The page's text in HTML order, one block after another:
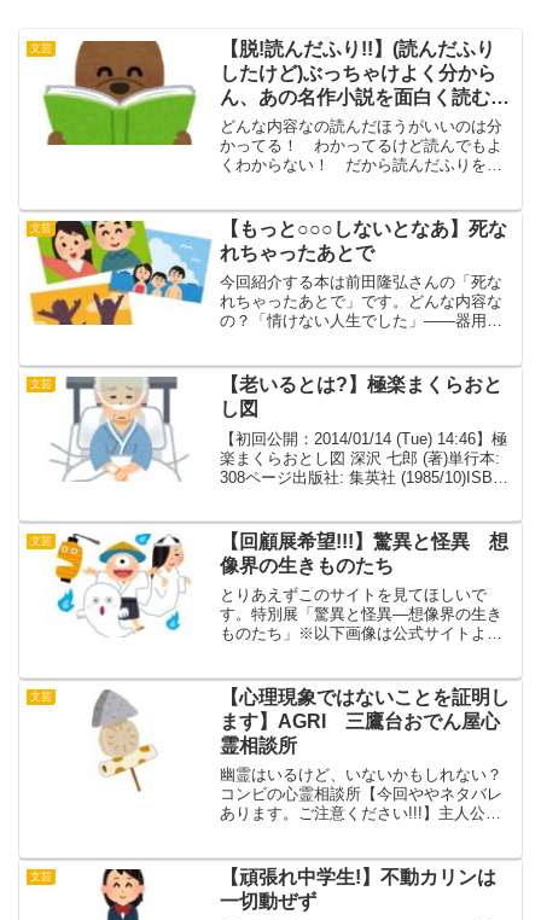
文芸
【脱!読んだふり!!】(読んだふり
したけど)ぶっちゃけよく分から
ん、あの名作小説を面白く読む方
法
どんな内容なの読んだほうがいいのは分
かってる！ わかってるけど読んでもよ
くわからない！ だから読んだふりをし
ュ……。読んだふりしたくなる、だけど
実はよくわからない小説の楽しく...
文芸
【もっと○○○しないとなあ】死な
れちゃったあとで
今回紹介する本は前田隆弘さんの「死な
れちゃったあとで」です。どんな内容な
の？「情けない人生でした」――器用に
推薦！忘れられない喪失の記憶を炙り出
すエッセイ集。岩井秀人さんと...
文芸
【老いるとは?】極楽まくらおと
し図
【初回公開：2014/01/14 (Tue) 14:46】極
楽まくらおとし図 深沢 七郎 (著)単行本:
308ページ出版社: 集英社 (1985/10)ISBN-
文芸
【回顧展希望!!!】驚異と怪異 想
像界の生きものたち
とりあえずこのサイトを見てほしいで
す。特別展「驚異と怪異―想像界の生き
ものたち」※以下画像は公式サイトより
この本はこの展覧会の目録になります。
目録が市販される素晴らしい...
文芸
【心理現象ではないことを証明し
ます】AGRI 三鷹台おでん屋心
霊相談所
幽霊はいるけど、いないかもしれない？
コンビの心霊相談所【今回ややネタバレ
あります。ご注意ください!!!】主人公の
いるとくしゃみが出る」(ただし本人は無
自覚)オカルトマニア...
文芸
【頑張れ中学生!】不動カリンは
一切動ぜず